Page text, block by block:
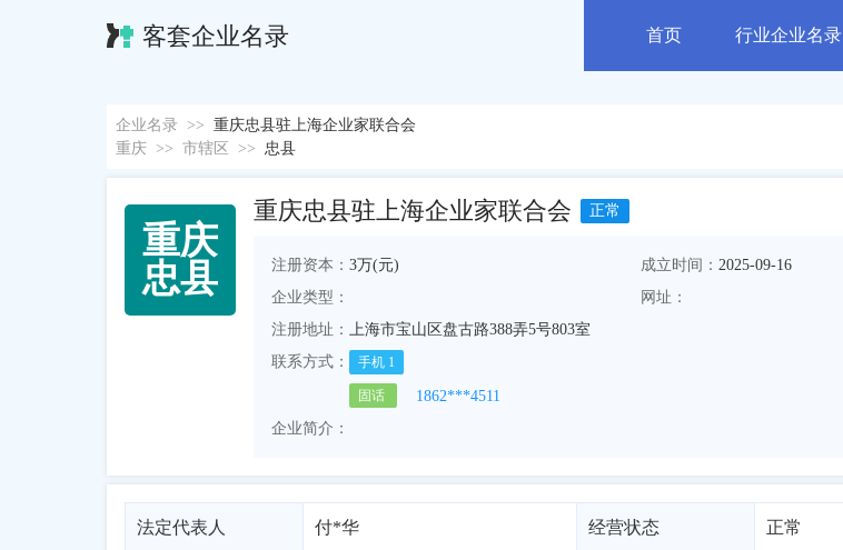
客套企业名录 首页 行业企业名录
企业名录 >> 重庆忠县驻上海企业家联合会
重庆 >> 市辖区 >> 忠县
重庆
忠县
重庆忠县驻上海企业家联合会 正常
注册资本： 3万(元) 成立时间： 2025-09-16
企业类型：
网址：
注册地址： 上海市宝山区盘古路388弄5号803室
联系方式：
手机 1
固话
1862***4511
企业简介：
法定代表人 付*华 经营状态 正常